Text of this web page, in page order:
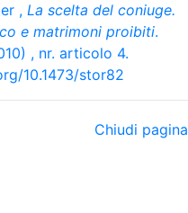
, La scelta del coniuge.
e matrimoni proibiti.
, nr. articolo 4.
10.1473/stor82
Chiudi pagina